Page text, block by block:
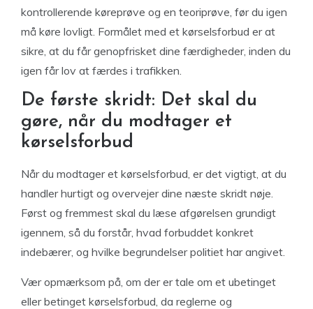
kontrollerende køreprøve og en teoriprøve, før du igen
må køre lovligt. Formålet med et kørselsforbud er at
sikre, at du får genopfrisket dine færdigheder, inden du
igen får lov at færdes i trafikken.
De første skridt: Det skal du
gøre, når du modtager et
kørselsforbud
Når du modtager et kørselsforbud, er det vigtigt, at du
handler hurtigt og overvejer dine næste skridt nøje.
Først og fremmest skal du læse afgørelsen grundigt
igennem, så du forstår, hvad forbuddet konkret
indebærer, og hvilke begrundelser politiet har angivet.
Vær opmærksom på, om der er tale om et ubetinget
eller betinget kørselsforbud, da reglerne og